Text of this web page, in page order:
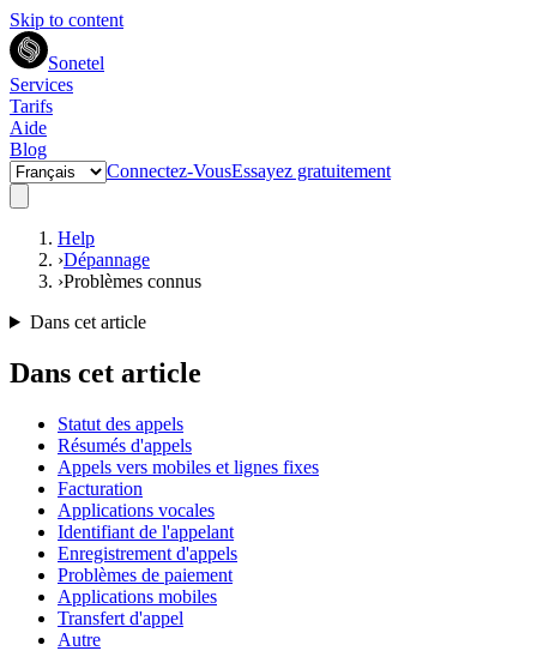
Skip to content
Sonetel
Services
Tarifs
Aide
Blog
Connectez-VousEssayez gratuitement
Help
›Dépannage
›Problèmes connus
Dans cet article
Dans cet article
Statut des appels
Résumés d'appels
Appels vers mobiles et lignes fixes
Facturation
Applications vocales
Identifiant de l'appelant
Enregistrement d'appels
Problèmes de paiement
Applications mobiles
Transfert d'appel
Autre